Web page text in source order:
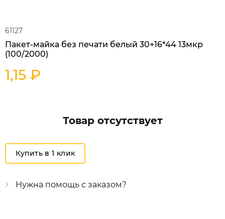
61127
Пакет-майка без печати белый 30+16*44 13мкр
(100/2000)
1,15 ₽
Товар отсутствует
Купить в 1 клик
Нужна помощь с заказом?